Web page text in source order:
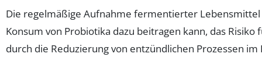
Die regelmäßige Aufnahme fermentierter
Konsum von Probiotika dazu beitragen kann, das
durch die Reduzierung von entzündlichen Prozessen